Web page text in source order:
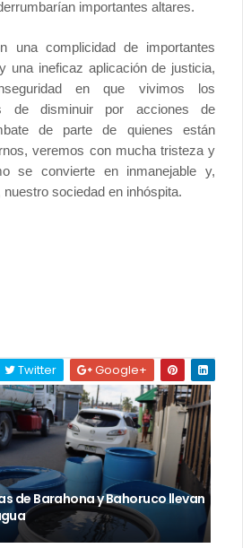
importantes altares.
una complicidad de importantes
una ineficaz aplicación de justicia,
en que vivimos los
de disminuir por acciones de
de parte de quienes están
veremos con mucha tristeza y
se convierte en inmanejable y,
sociedad en inhóspita.
Twitter Google+
de Barahona y Bahoruco llevan